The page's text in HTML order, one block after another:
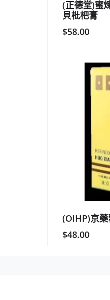
(正德堂)蜜
貝枇杷膏
$58.00
(OIHP)京
$48.00